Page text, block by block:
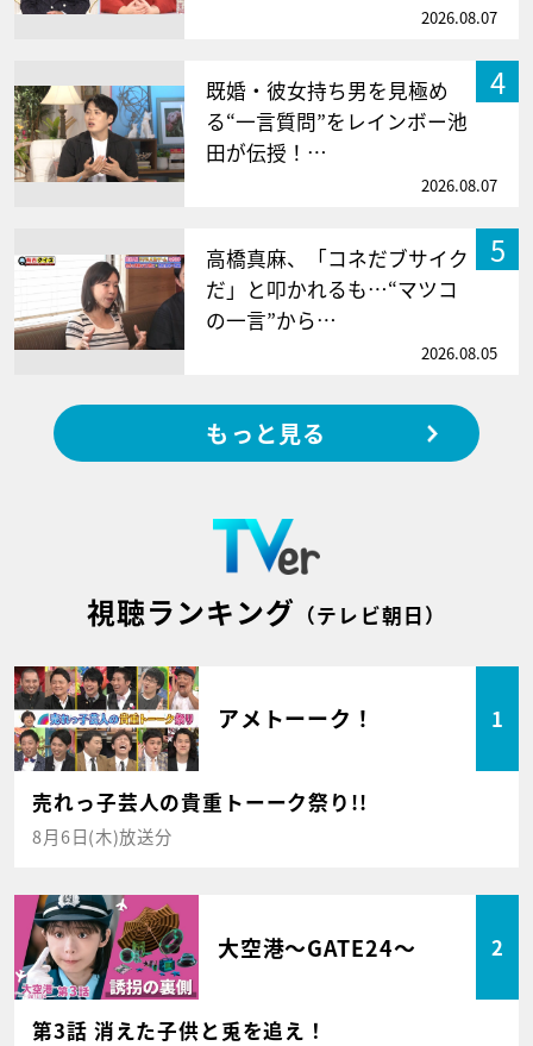
2026.08.07
4
既婚・彼女持ち男を見極め
る“一言質問”をレインボー池
田が伝授！…
2026.08.07
5
高橋真麻、「コネだブサイク
だ」と叩かれるも…“マツコ
の一言”から…
2026.08.05
もっと見る
視聴ランキング （テレビ朝日）
アメトーーク！ 1
売れっ子芸人の貴重トーーク祭り!!
8月6日(木)放送分
大空港～GATE24～ 2
第3話 消えた子供と兎を追え！